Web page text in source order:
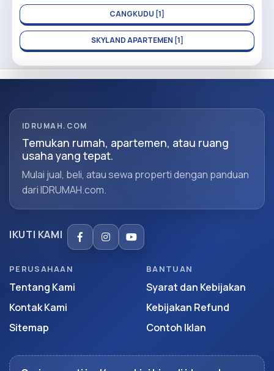
CANGKUDU [1]
SKYLAND APARTEMEN [1]
IDRUMAH.COM
Temukan rumah, apartemen, atau ruang
usaha yang tepat.
Mulai jual, beli, atau sewa properti dengan panduan
dari IDRUMAH.com.
IKUTI KAMI
PERUSAHAAN
Tentang Kami
Kontak Kami
Sitemap
BANTUAN
Syarat dan Kebijakan
Kebijakan Refund
Contoh Iklan